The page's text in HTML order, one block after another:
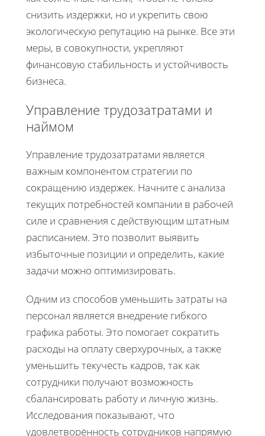
снизить издержки, но и укрепить свою
экологическую репутацию на рынке. Все эти
меры, в совокупности, укрепляют
финансовую стабильность и устойчивость
бизнеса.
Управление трудозатратами и
наймом
Управление трудозатратами является
важным компонентом стратегии по
сокращению издержек. Начните с анализа
текущих потребностей компании в рабочей
силе и сравнения с действующим штатным
расписанием. Это позволит выявить
избыточные позиции и определить, какие
задачи можно оптимизировать.
Одним из способов уменьшить затраты на
персонал является внедрение гибкого
графика работы. Это помогает сократить
расходы на оплату сверхурочных, а также
уменьшить текучесть кадров, так как
сотрудники получают возможность
сбалансировать работу и личную жизнь.
Исследования показывают, что
удовлетворённость сотрудников напрямую